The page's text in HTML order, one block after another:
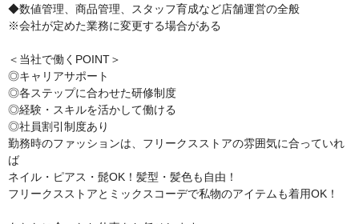
◆数値管理、商品管理、スタッフ育成など店舗運営の全般
※会社が定めた業務に変更する場合がある
＜当社で働くPOINT＞
◎キャリアサポート
◎各ステップに合わせた研修制度
◎経験・スキルを活かして働ける
◎社員割引制度あり
勤務時のファッションは、フリークスストアの雰囲気に合っていれ
ば
ネイル・ピアス・髭OK！髪型・髪色も自由！
フリークスストアとミックスコーデで私物のアイテムも着用OK！